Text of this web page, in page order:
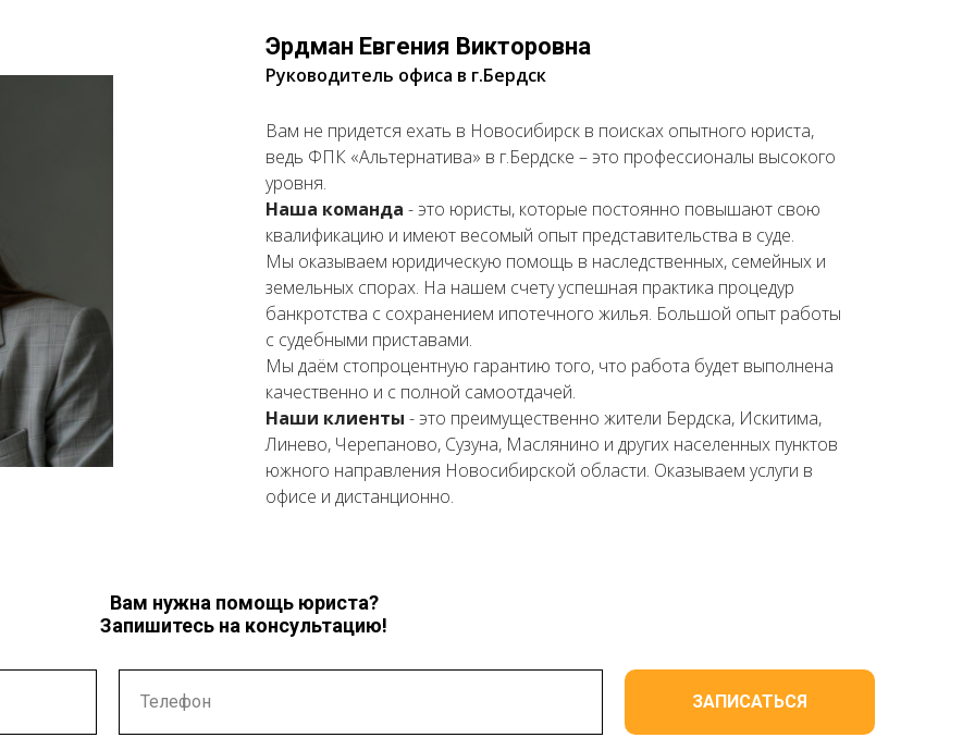
Эрдман Евгения Викторовна
Руководитель офиса в г.Бердск
Вам не придется ехать в Новосибирск в поисках опытного юриста,
ведь ФПК «Альтернатива» в г.Бердске – это профессионалы высокого
уровня.
Наша команда - это юристы, которые постоянно повышают свою
квалификацию и имеют весомый опыт представительства в суде.
Мы оказываем юридическую помощь в наследственных, семейных и
земельных спорах. На нашем счету успешная практика процедур
банкротства с сохранением ипотечного жилья. Большой опыт работы
с судебными приставами.
Мы даём стопроцентную гарантию того, что работа будет выполнена
качественно и с полной самоотдачей.
Наши клиенты - это преимущественно жители Бердска, Искитима,
Линево, Черепаново, Сузуна, Маслянино и других населенных пунктов
южного направления Новосибирской области. Оказываем услуги в
офисе и дистанционно.
Вам нужна помощь юриста?
Запишитесь на консультацию!
Телефон ЗАПИСАТЬСЯ